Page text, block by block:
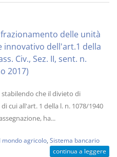
delle unità
innovativo dell'art.1 della
Civ., Sez. II, sent. n.
2017)
stabilendo che il divieto di
cui all'art. 1 della l. n. 1078/1940
ha...
agricolo Sistema bancario
continua a leggere